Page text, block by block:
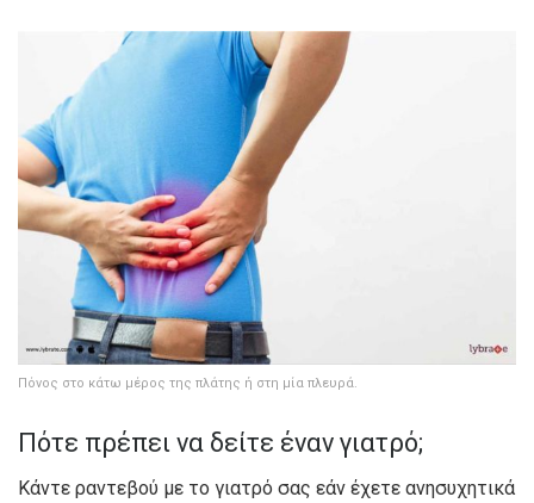
Πόνος στο κάτω μέρος της πλάτης ή στη μία πλευρά.
Πότε πρέπει να δείτε έναν γιατρό;
Κάντε ραντεβού με το γιατρό σας εάν έχετε ανησυχητικά